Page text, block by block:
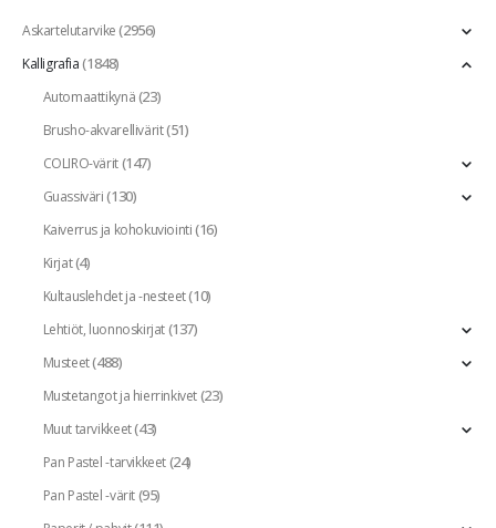
Askartelutarvike(2956)
Kalligrafia(1848)
Automaattikynä(23)
Brusho-akvarellivärit(51)
COLIRO-värit(147)
Guassiväri(130)
Kaiverrus ja kohokuviointi(16)
Kirjat(4)
Kultauslehdet ja -nesteet(10)
Lehtiöt, luonnoskirjat(137)
Musteet(488)
Mustetangot ja hierrinkivet(23)
Muut tarvikkeet(43)
Pan Pastel -tarvikkeet(24)
Pan Pastel -värit(95)